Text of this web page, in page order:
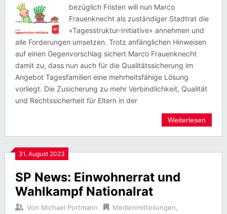
bezüglich Fristen will nun Marco
Frauenknecht als zuständiger Stadtrat die
«Tagesstruktur-Initiative» annehmen und
alle Forderungen umsetzen. Trotz anfänglichen Hinweisen
auf einen Gegenvorschlag sichert Marco Frauenknecht
damit zu, dass nun auch für die Qualitätssicherung im
Angebot Tagesfamilien eine mehrheitsfähige Lösung
vorliegt. Die Zusicherung zu mehr Verbindlichkeit, Qualität
und Rechtssicherheit für Eltern in der
Weiterlesen
31. August 2023
SP News: Einwohnerrat und
Wahlkampf Nationalrat
Von Michael Portmann Medienmitteilungen